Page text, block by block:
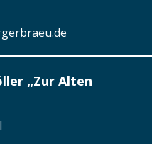
„Zur Alten